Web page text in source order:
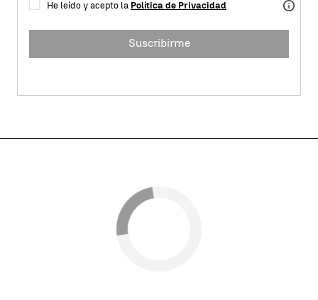
He leído y acepto la Política de Privacidad
Suscribirme